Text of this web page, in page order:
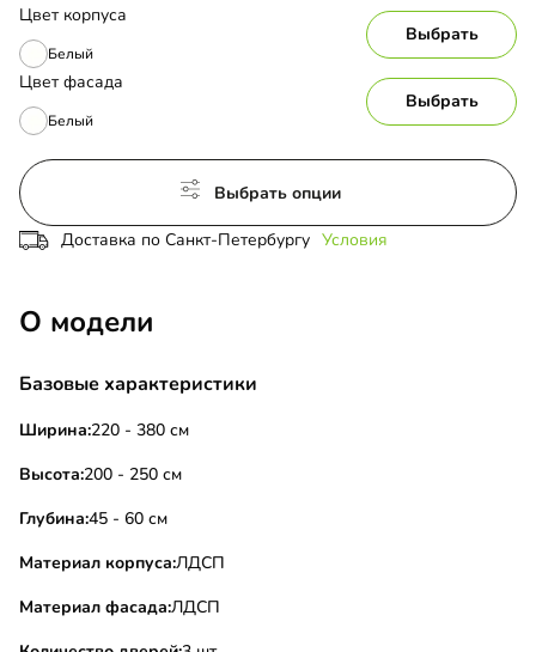
Цвет корпуса
Белый
Выбрать
Цвет фасада
Белый
Выбрать
Выбрать опции
Доставка по Санкт-Петербургу Условия
О модели
Базовые характеристики
Ширина:220 - 380 см
Высота:200 - 250 см
Глубина:45 - 60 см
Материал корпуса:ЛДСП
Материал фасада:ЛДСП